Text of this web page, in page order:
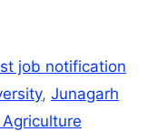
job notification
, Junagarh